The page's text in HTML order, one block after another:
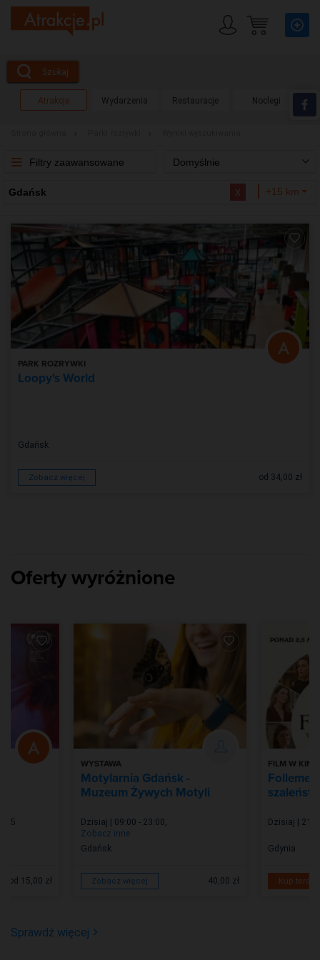
Szukaj
Atrakcje Wydarzenia Restauracje Noclegi
Filtry zaawansowane Domyślnie
Gdańsk x +15 km
PARK ROZRYWKI
Loopy's World
Gdańsk
Zobacz więcej od 34,00 zł
Oferty wyróżnione
od 15,00 zł
WYSTAWA
Motylarnia Gdańsk -
Muzeum Żywych Motyli
Dzisiaj | 09:00 - 23:00,
Zobacz inne
Gdańsk
Zobacz więcej 40,00 zł
FILM W KINIE
Dzisiaj |
Gdynia
Kup teraz
Sprawdź więcej